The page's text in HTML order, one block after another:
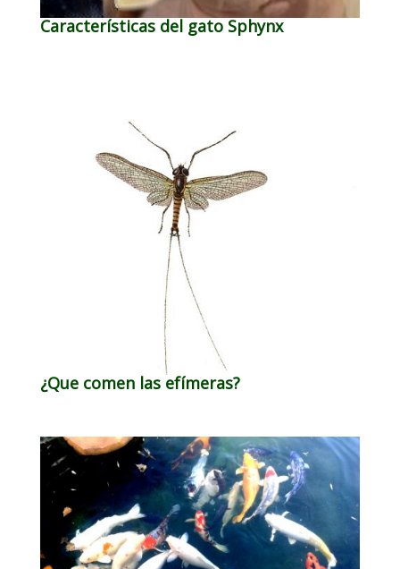
Características del gato Sphynx
¿Que comen las efímeras?